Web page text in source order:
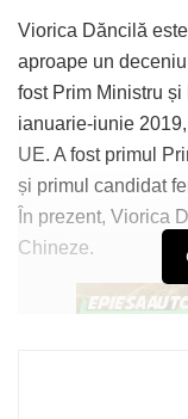
Viorica Dăncilă
aproape un
fost Prim Ministru
ianuarie-iunie
UE. A fost primul
și primul candidat
În prezent, Viorica
Chineze.
Fostul Premier